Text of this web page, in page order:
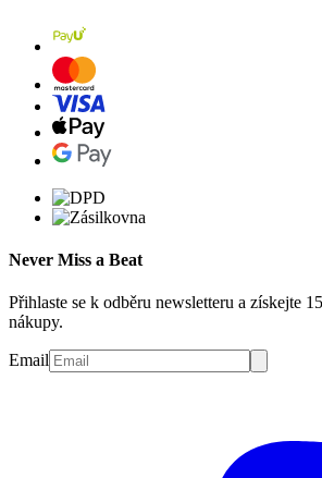
Never Miss a Beat
Přihlaste se k odběru newsletteru a získejte
nákupy.
Email